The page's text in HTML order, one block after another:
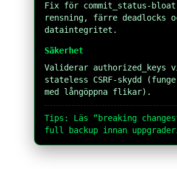
Fix för commit_status-
rensning, färre deadlocks
dataintegritet.
Säkerhet
Validerar authorized_keys
stateless CSRF-skydd
med långöppna flikar).
Tips: Läs “breaking
full backup innan